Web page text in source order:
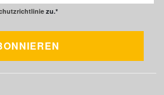
zu.*